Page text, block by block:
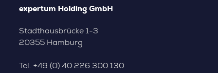
expertum Holding GmbH
Stadthausbrücke 1-3
20355 Hamburg
Tel. +49 (0) 40 226 300 130